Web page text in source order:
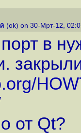
(ok) on 30-Мрт-12,
в
от Qt?